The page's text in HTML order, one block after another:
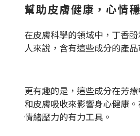
幫助皮膚健康，心情
在皮膚科學的領域中，丁香
人來說，含有這些成分的產
更有趣的是，這些成分在芳
和皮膚吸收來影響身心健康
情緒壓力的有力工具。